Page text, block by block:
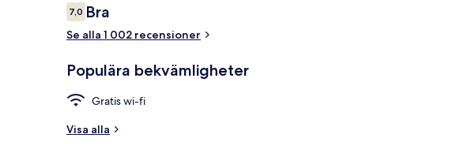
Recensioner
7,07,0 av 10,
Bra
Se alla 1 002 recensioner
Populära bekvämligheter
Gratis wi-fi
Visa alla